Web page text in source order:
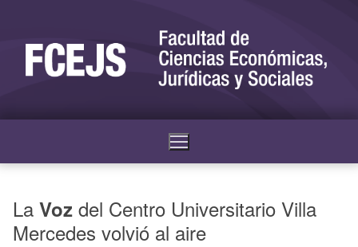
La Voz del Centro Universitario Villa
Mercedes volvió al aire